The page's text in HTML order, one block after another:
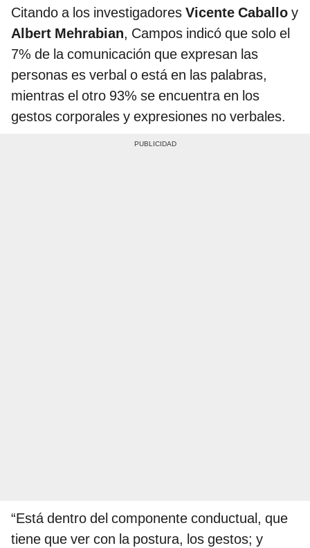
Citando a los investigadores Vicente Caballo y
Albert Mehrabian, Campos indicó que solo el
7% de la comunicación que expresan las
personas es verbal o está en las palabras,
mientras el otro 93% se encuentra en los
gestos corporales y expresiones no verbales.
“Está dentro del componente conductual, que
tiene que ver con la postura, los gestos; y